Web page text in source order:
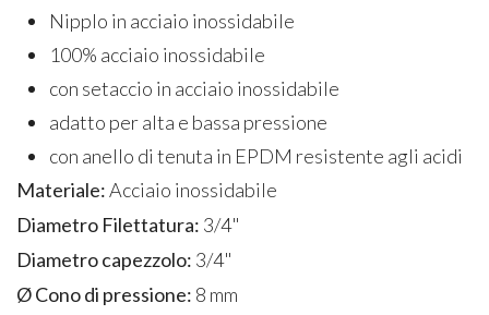
Nipplo in acciaio inossidabile
100% acciaio inossidabile
con setaccio in acciaio inossidabile
adatto per alta e bassa pressione
con anello di tenuta in EPDM resistente agli acidi
Materiale:Acciaio inossidabile
Diametro Filettatura: 3/4"
Diametro capezzolo: 3/4"
Ø Cono di pressione: 8 mm